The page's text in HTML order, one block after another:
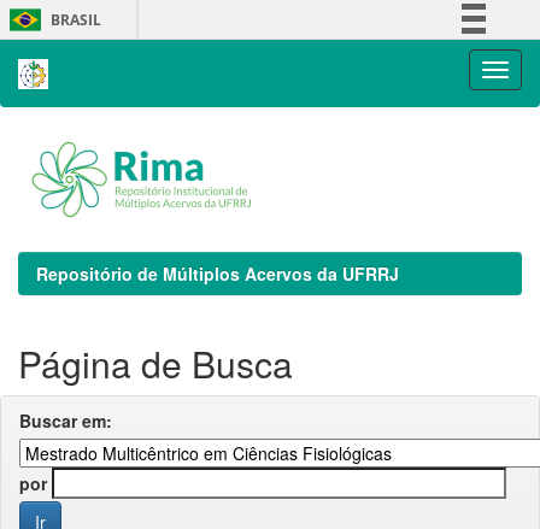
Skip
navigation
BRASIL
Repositório de Múltiplos Acervos da UFRRJ
Página de Busca
Buscar em:
por